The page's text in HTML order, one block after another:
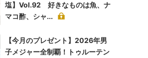
塩】Vol.92 好きなものは魚、ナ
マコ酢、シャ...
【今月のプレゼント】2026年男
子メジャー全制覇！トゥルーテン